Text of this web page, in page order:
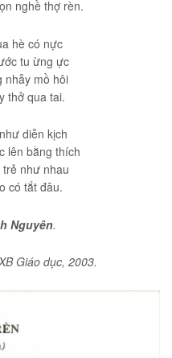
nghề thợ rèn.
hè có nực
tu ừng ực
nhẫy mồ hôi
thở qua tai.
diễn kịch
lên bằng thích
trẻ như nhau
có tắt đâu.
Nguyên.
Giáo dục, 2003.